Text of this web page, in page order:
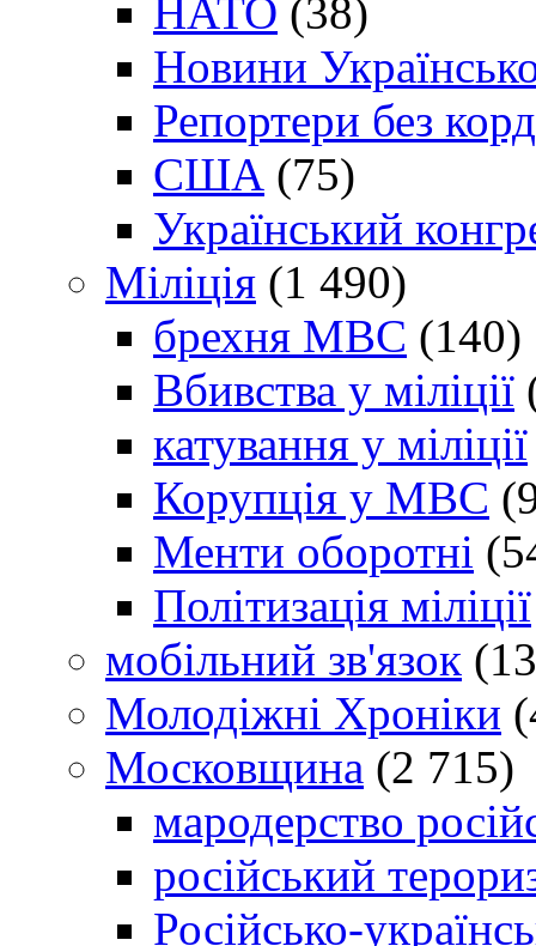
НАТО (38)
Новини
Репортери без
США (75)
Український
Міліція (1 490)
брехня МВС (140)
Вбивства у міліції
катування у міліції
Корупція у МВС
Менти оборотні
Політизація міліції
мобільний зв'язок
Молодіжні Хроніки
Московщина (2 715)
мародерство
російський
Російсько-